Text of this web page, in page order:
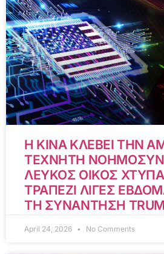
Η ΚΙΝΑ ΚΛΕΒΕΙ ΤΗΝ
ΤΕΧΝΗΤΗ
ΛΕΥΚΟΣ ΟΙΚΟΣ
ΤΡΑΠΕΖΙ ΛΙΓΕΣ
ΤΗ ΣΥΝΑΝΤΗΣΗ
April 24, 2026 No Comments